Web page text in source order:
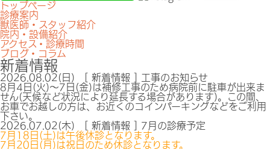
トップページ
診療案内
獣医師・スタッフ紹介
院内・設備紹介
アクセス・診療時間
ブログ・コラム
新着情報
2026.08.02(日) [ 新着情報 ]
工事のお知らせ
8月4日(火)〜7日(金)は補修工事のため病院前に駐車が出来ま
せん(天候など状況により延長する場合があります)。この間、
お車でお越しの方は、お近くのコインパーキングなどをご利用
下さい。
2026.07.02(木) [ 新着情報 ]
7月の診療予定
7月18日(土)は午後休診となります。
7月20日(月)は祝日のため休診となります。